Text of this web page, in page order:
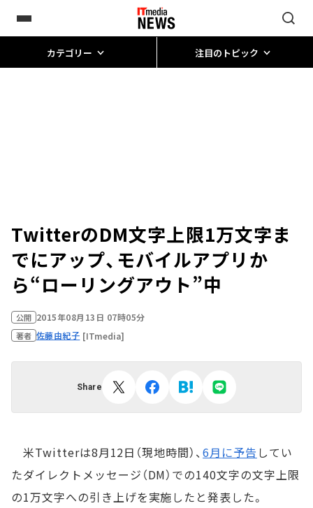
カテゴリー 注目のトピック
TwitterのDM文字上限1万文字ま
でにアップ、モバイルアプリか
ら“ローリングアウト”中
公開 2015年08月13日 07時05分
著者 佐藤由紀子 [ITmedia]
Share
米Twitterは8月12日（現地時間）、6月に予告 してい
たダイレクトメッセージ（DM）での140文字の文字上限
の1万文字への引き上げを実施したと発表した。